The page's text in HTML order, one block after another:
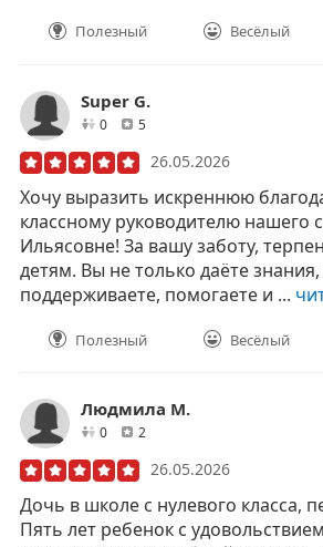
Полезный Весёлый
Super G.
0друзей
5отзывов
26.05.2026
Хочу выразить искреннюю
классному руководителю нашего
Ильясовне! За вашу заботу,
детям. Вы не только даёте
поддерживаете, помогаете и ...
Полезный Весёлый
Людмила М.
0друзей
2
26.05.2026
Дочь в школе с нулевого класса,
Пять лет ребенок с